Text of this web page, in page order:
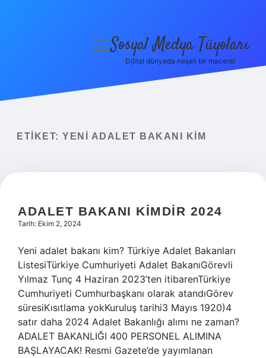
Yasal Uyarı
menüyüSosyal Medya Tüyoları
Dijital dünyada neşeli bir macera!
ETIKET: YENI ADALET BAKANI KIM
ADALET BAKANI KIMDIR 2024
Tarih: Ekim 2, 2024
Yeni adalet bakanı kim? Türkiye Adalet Bakanları
ListesiTürkiye Cumhuriyeti Adalet BakanıGörevli
Yılmaz Tunç 4 Haziran 2023’ten itibarenTürkiye
Cumhuriyeti Cumhurbaşkanı olarak atandıGörev
süresiKısıtlama yokKuruluş tarihi3 Mayıs 1920)4
satır daha 2024 Adalet Bakanlığı alımı ne zaman?
ADALET BAKANLIĞI 400 PERSONEL ALIMINA
BAŞLAYACAK! Resmi Gazete’de yayımlanan